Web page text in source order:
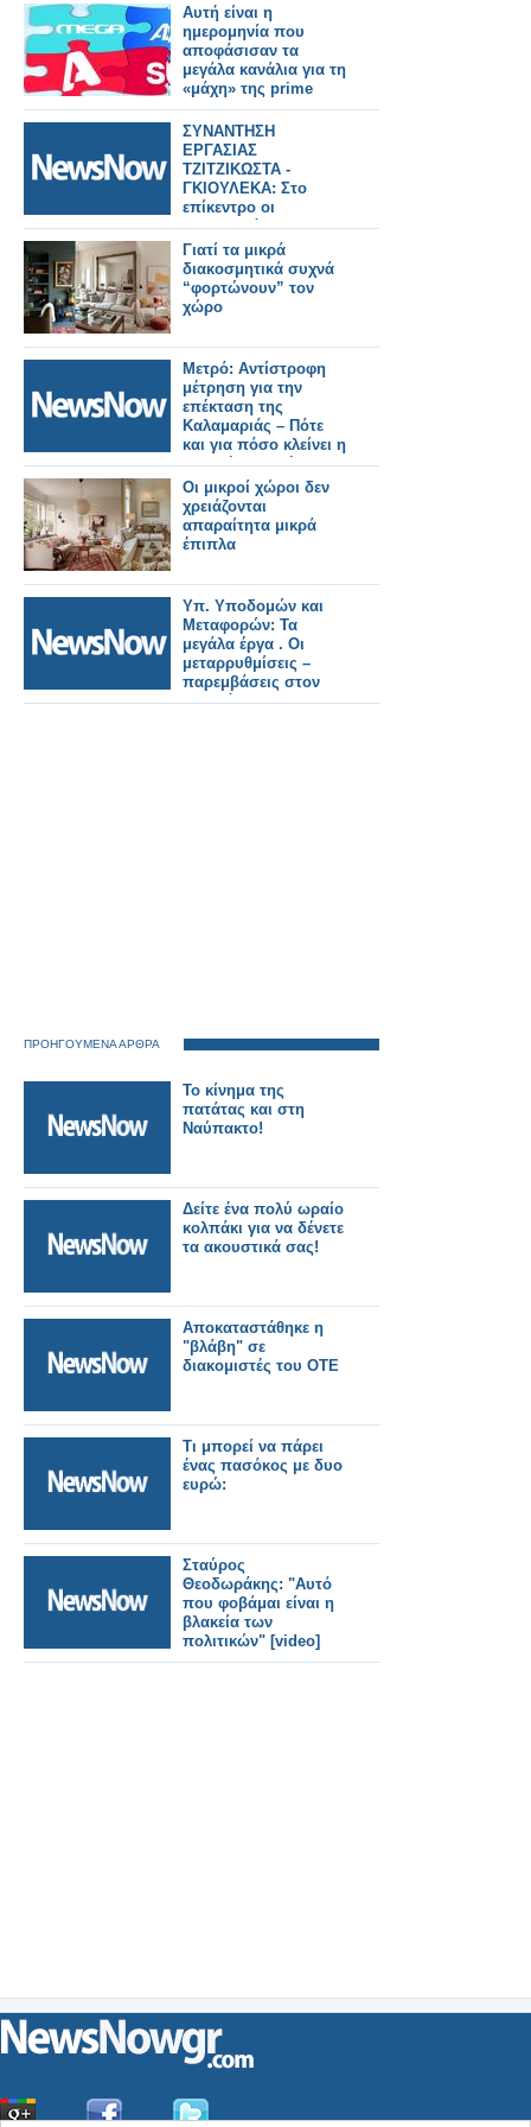
Αυτή είναι η
ημερομηνία που
αποφάσισαν τα
μεγάλα κανάλια για τη
«μάχη» της prime
time
ΣΥΝΑΝΤΗΣΗ
ΕΡΓΑΣΙΑΣ
ΤΖΙΤΖΙΚΩΣΤΑ -
ΓΚΙΟΥΛΕΚΑ: Στο
επίκεντρο οι
προτεραιότητες της
ΕΕ για τα μεγάλα έργα
υποδομών και
μεταφορών, τον
τουρισμό και ο
κομβικός ρόλος της
Γιατί τα μικρά
διακοσμητικά συχνά
“φορτώνουν” τον
χώρο
Μετρό: Αντίστροφη
μέτρηση για την
επέκταση της
Καλαμαριάς – Πότε
και για πόσο κλείνει η
βασική γραμμή.
Οι μικροί χώροι δεν
χρειάζονται
απαραίτητα μικρά
έπιπλα
Υπ. Υποδομών και
Μεταφορών: Τα
μεγάλα έργα . Οι
μεταρρυθμίσεις –
παρεμβάσεις στον
Σιδηρόδρομο.
ΠΡΟΗΓΟΥΜΕΝΑ ΑΡΘΡΑ
To κίνημα της
πατάτας και στη
Ναύπακτο!
Δείτε ένα πολύ ωραίο
κολπάκι για να δένετε
τα ακουστικά σας!
Αποκαταστάθηκε η
"βλάβη" σε
διακομιστές του ΟΤΕ
Τι μπορεί να πάρει
ένας πασόκος με δυο
ευρώ:
Σταύρος
Θεοδωράκης: "Αυτό
που φοβάμαι είναι η
βλακεία των
πολιτικών" [video]